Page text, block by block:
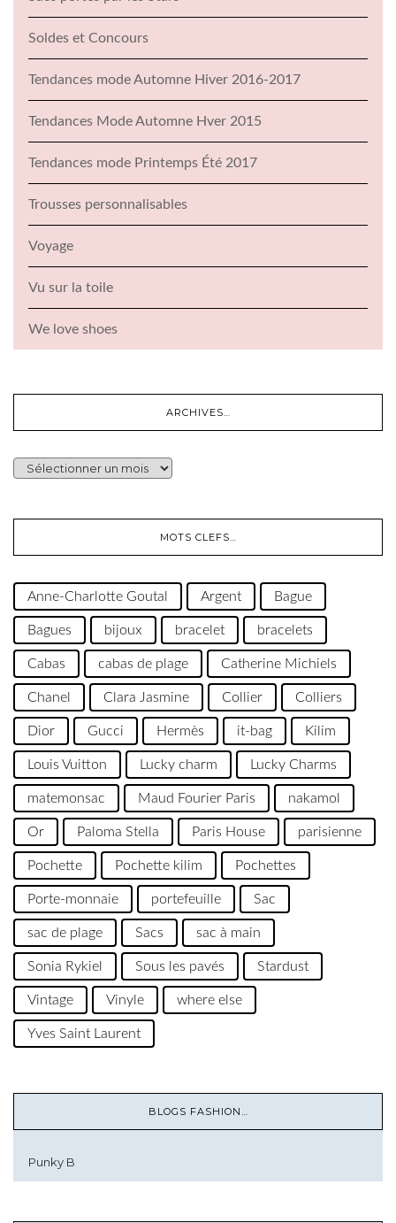
Soldes et Concours
Tendances mode Automne Hiver 2016-2017
Tendances Mode Automne Hver 2015
Tendances mode Printemps Été 2017
Trousses personnalisables
Voyage
Vu sur la toile
We love shoes
ARCHIVES…
ARCHIVES…
MOTS CLEFS…
Anne-Charlotte Goutal Argent Bague
Bagues bijoux bracelet bracelets
Cabas cabas de plage Catherine Michiels
Chanel Clara Jasmine Collier Colliers
Dior Gucci Hermès it-bag Kilim
Louis Vuitton Lucky charm Lucky Charms
matemonsac Maud Fourier Paris nakamol
Or Paloma Stella Paris House parisienne
Pochette Pochette kilim Pochettes
Porte-monnaie portefeuille Sac
sac de plage Sacs sac à main
Sonia Rykiel Sous les pavés Stardust
Vintage Vinyle where else
Yves Saint Laurent
BLOGS FASHION…
Punky B